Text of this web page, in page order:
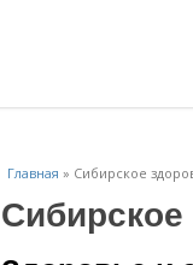
Главная » Сибирское